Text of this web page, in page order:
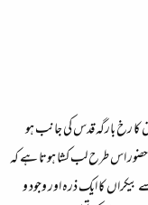
رخ بارگہ قدس کی جانب ہو
اس طرح لب کشا ہوتا ہے کہ
کا ایک ذرہ اور وجود و